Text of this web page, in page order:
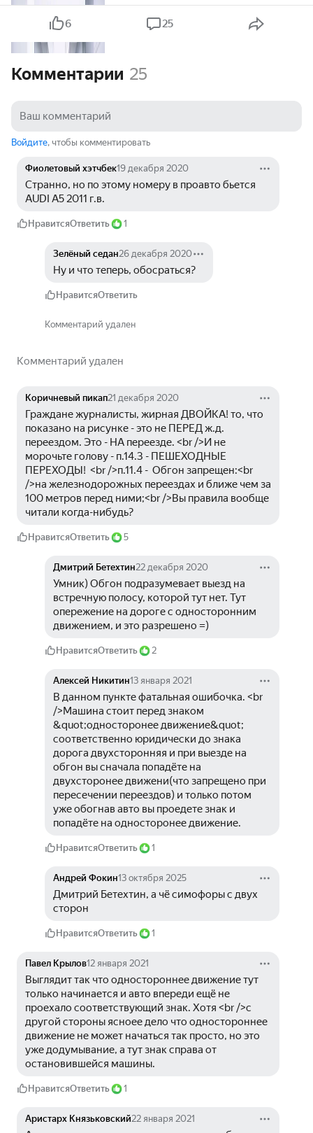
6 25
Комментарии 25
Войдите, чтобы комментировать
Фиолетовый хэтчбек19 декабря 2020
Странно, но по этому номеру в проавто бьется
AUDI A5 2011 г.в.
НравитсяОтветить 1
Зелёный седан26 декабря 2020
Ну и что теперь, обосраться?
НравитсяОтветить
Комментарий удален
Комментарий удален
Коричневый пикап21 декабря 2020
Граждане журналисты, жирная ДВОЙКА! то, что
показано на рисунке - это не ПЕРЕД ж.д.
переездом. Это - НА переезде. <br />И не
морочьте голову - п.14.3 - ПЕШЕХОДНЫЕ
ПЕРЕХОДЫ!  <br />п.11.4 -  Обгон запрещен:<br
/>на железнодорожных переездах и ближе чем за
100 метров перед ними;<br />Вы правила вообще
читали когда-нибудь?
НравитсяОтветить 5
Дмитрий Бетехтин22 декабря 2020
Умник) Обгон подразумевает выезд на
встречную полосу, которой тут нет. Тут
опережение на дороге с односторонним
движением, и это разрешено =)
НравитсяОтветить 2
Алексей Никитин13 января 2021
В данном пункте фатальная ошибочка. <br
/>Машина стоит перед знаком
&quot;односторонее движение&quot;
соответственно юридически до знака
дорога двухсторонняя и при выезде на
обгон вы сначала попадёте на
двухсторонее движени(что запрещено при
пересечении переездов) и только потом
уже обогнав авто вы проедете знак и
попадёте на односторонее движение.
НравитсяОтветить 1
Андрей Фокин13 октября 2025
Дмитрий Бетехтин, а чё симофоры с двух
сторон
НравитсяОтветить 1
Павел Крылов12 января 2021
Выглядит так что одностороннее движение тут
только начинается и авто впереди ещё не
проехало соответствующий знак. Хотя <br />с
другой стороны ясноее дело что одностороннее
движение не может начаться так просто, но это
уже додумывание, а тут знак справа от
остановившейся машины.
НравитсяОтветить 1
Аристарх Князьковский22 января 2021